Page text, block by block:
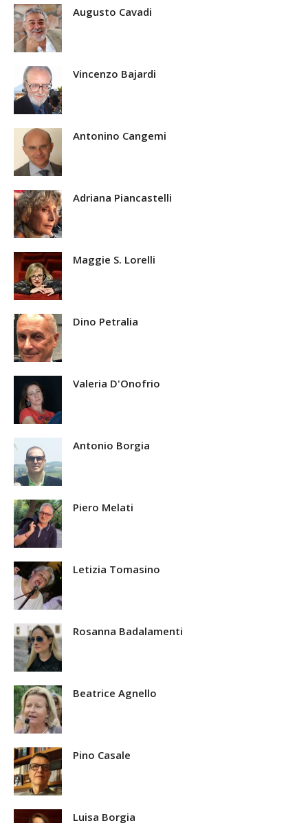
Augusto Cavadi
Vincenzo Bajardi
Antonino Cangemi
Adriana Piancastelli
Maggie S. Lorelli
Dino Petralia
Valeria D'Onofrio
Antonio Borgia
Piero Melati
Letizia Tomasino
Rosanna Badalamenti
Beatrice Agnello
Pino Casale
Luisa Borgia